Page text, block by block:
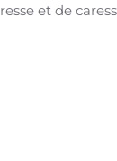
et de